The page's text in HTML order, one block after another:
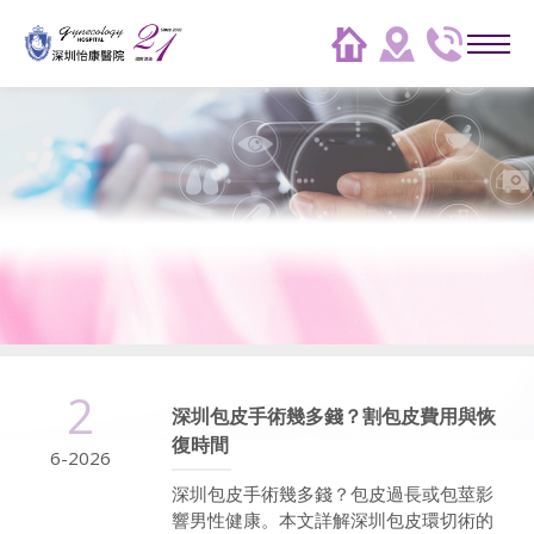
2
6-2026
深圳包皮手術幾多錢？割包皮費用與恢
復時間
深圳包皮手術幾多錢？包皮過長或包莖影
響男性健康。本文詳解深圳包皮環切術的